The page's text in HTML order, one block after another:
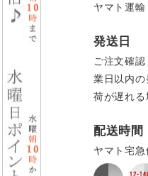
ヤマト運輸
発送日
ご注文確
業日以内
荷が遅れる
配送時間
ヤマト宅急